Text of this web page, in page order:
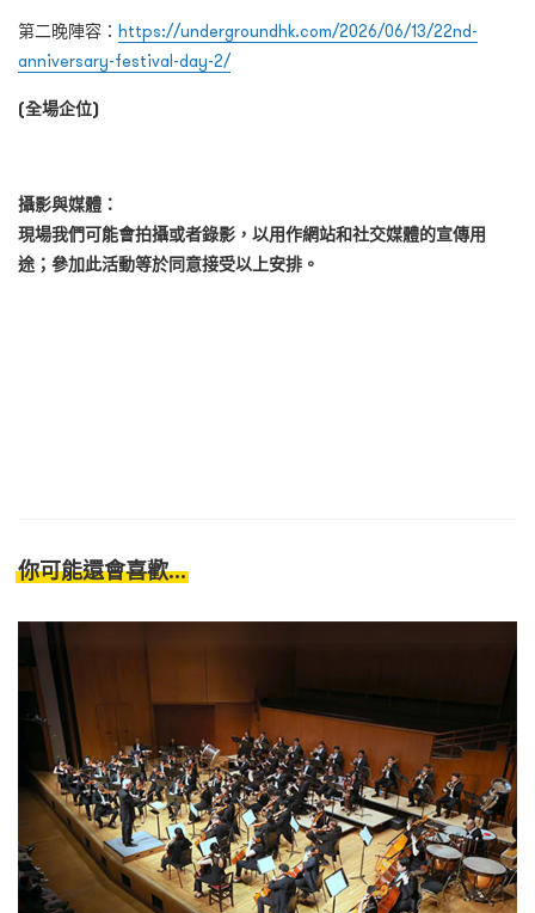
第二晚陣容： https://undergroundhk.com/2026/06/13/22nd-
anniversary-festival-day-2/
(全場企位)
攝影與媒體：
現場我們可能會拍攝或者錄影，以用作網站和社交媒體的宣傳用
途；參加此活動等於同意接受以上安排。
你可能還會喜歡...